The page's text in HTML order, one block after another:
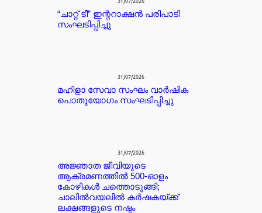
31/07/2026
“ചാറ്റ് ടീ” ഇന്ററാക്ഷൻ പരിപാടി
സംഘടിപ്പിച്ചു
31/07/2026
മഹിളാ സേവാ സംഘം വാർഷിക
പൊതുയോഗം സംഘടിപ്പിച്ചു
31/07/2026
അജ്ഞാത ജീവിയുടെ
ആക്രമണത്തിൽ 500-ഓളം
കോഴികൾ ചത്തൊടുങ്ങി;
ചാലിൽവയലിൽ കർഷകയ്ക്ക്
ലക്ഷങ്ങളുടെ നഷ്ടം